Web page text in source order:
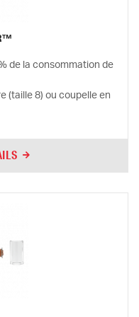
de la consommation de
(taille 8) ou coupelle en